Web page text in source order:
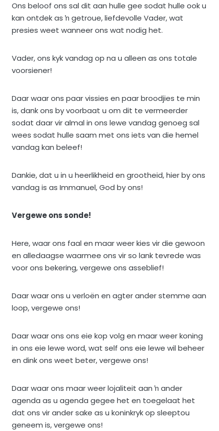
Ons beloof ons sal dit aan hulle gee sodat hulle ook u
kan ontdek as ŉ getroue, liefdevolle Vader, wat
presies weet wanneer ons wat nodig het.
Vader, ons kyk vandag op na u alleen as ons totale
voorsiener!
Daar waar ons paar vissies en paar broodjies te min
is, dank ons by voorbaat u om dit te vermeerder
sodat daar vir almal in ons lewe vandag genoeg sal
wees sodat hulle saam met ons iets van die hemel
vandag kan beleef!
Dankie, dat u in u heerlikheid en grootheid, hier by ons
vandag is as Immanuel, God by ons!
Vergewe ons sonde!
Here, waar ons faal en maar weer kies vir die gewoon
en alledaagse waarmee ons vir so lank tevrede was
voor ons bekering, vergewe ons asseblief!
Daar waar ons u verloën en agter ander stemme aan
loop, vergewe ons!
Daar waar ons ons eie kop volg en maar weer koning
in ons eie lewe word, wat self ons eie lewe wil beheer
en dink ons weet beter, vergewe ons!
Daar waar ons maar weer lojaliteit aan ŉ ander
agenda as u agenda gegee het en toegelaat het
dat ons vir ander sake as u koninkryk op sleeptou
geneem is, vergewe ons!